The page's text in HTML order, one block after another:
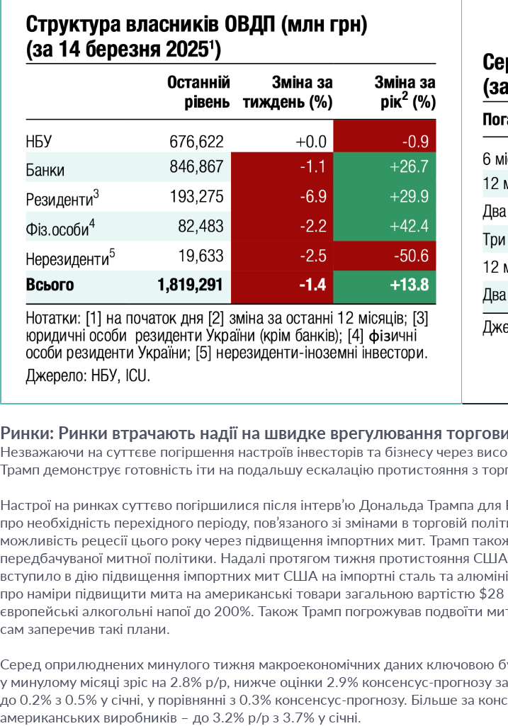
Ринки: Ринки втрачають надії на швидке врегулювання
Незважаючи на суттєве погіршення настроїв інвесторів та бізнесу через
Трамп демонструє готовність іти на подальшу ескалацію протистояння з
Настрої на ринках суттєво погіршилися після інтерв’ю Дональда Трампа
про необхідність перехідного періоду, пов’язаного зі змінами в торговій
можливість рецесії цього року через підвищення імпортних мит. Трамп
передбачуваної митної політики. Надалі протягом тижня протистояння
вступило в дію підвищення імпортних мит США на імпортні сталь та
про наміри підвищити мита на американські товари загальною вартістю
європейські алкогольні напої до 200%. Також Трамп погрожував подвоїти
сам заперечив такі плани.
Серед оприлюднених минулого тижня макроекономічних даних ключовою
у минулому місяці зріс на 2.8% р/р, нижче оцінки 2.9% консенсус-прогнозу
до 0.2% з 0.5% у січні, у порівнянні з 0.3% консенсус-прогнозу. Більше за
американських виробників – до 3.2% р/р з 3.7% у січні.